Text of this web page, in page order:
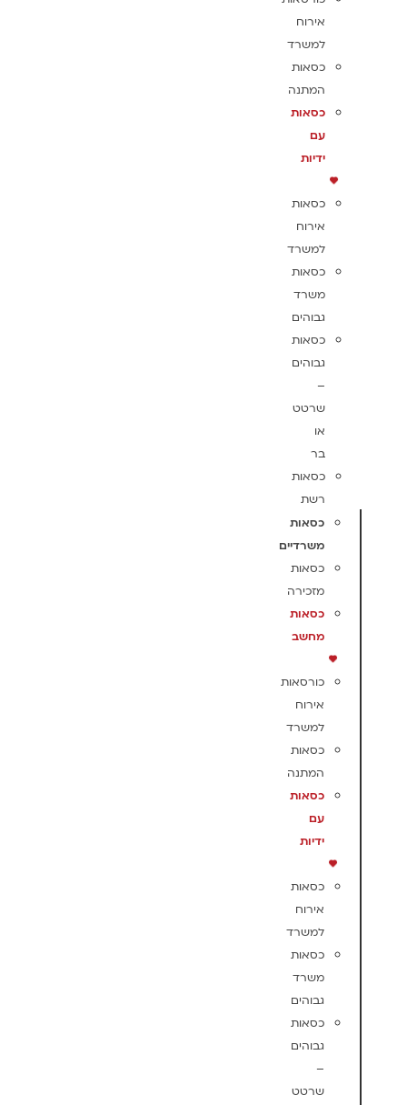
אירוח
למשרד
כסאות
המתנה
כסאות
עם
ידיות
כסאות
אירוח
למשרד
כסאות
משרד
גבוהים
כסאות
גבוהים
–
שרטט
או
בר
כסאות
רשת
כסאות
משרדיים
כסאות
מזכירה
כסאות
מחשב
כורסאות
אירוח
למשרד
כסאות
המתנה
כסאות
עם
ידיות
כסאות
אירוח
למשרד
כסאות
משרד
גבוהים
כסאות
גבוהים
–
שרטט